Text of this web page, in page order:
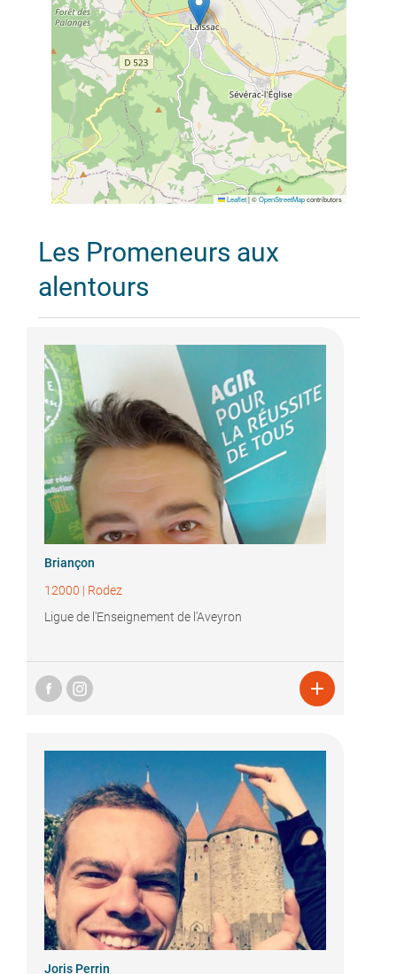
Leaflet |©OpenStreetMapcontributors
Les Promeneurs aux
alentours
Briançon
12000 | Rodez
Ligue de l'Enseignement de l'Aveyron

Joris Perrin